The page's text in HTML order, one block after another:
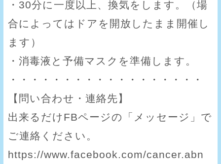
・30分に一度以上、換気をします。（場
合によってはドアを開放したまま開催し
ます）
・消毒液と予備マスクを準備します。
・・・・・・・・・・・・・・・・・・
【問い合わせ・連絡先】
出来るだけFBページの「メッセージ」で
ご連絡ください。
https://www.facebook.com/cancer.abn